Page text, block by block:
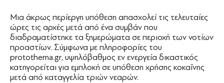
Μια άκρως περίεργη υπόθεση απασχολεί τις τελευταίες
ώρες τις αρχές μετά από ένα συμβάν που
διαδραματίστηκε τα ξημερώματα σε περιοχή των νοτίων
προαστίων. Σύμφωνα με πληροφορίες του
protothema.gr, υψηλόβαθμος εν ενεργεία δικαστικός
κατηγορείται για εμπλοκή σε υπόθεση χρήσης κοκαΐνης
μετά από καταγγελία τριών νεαρών.